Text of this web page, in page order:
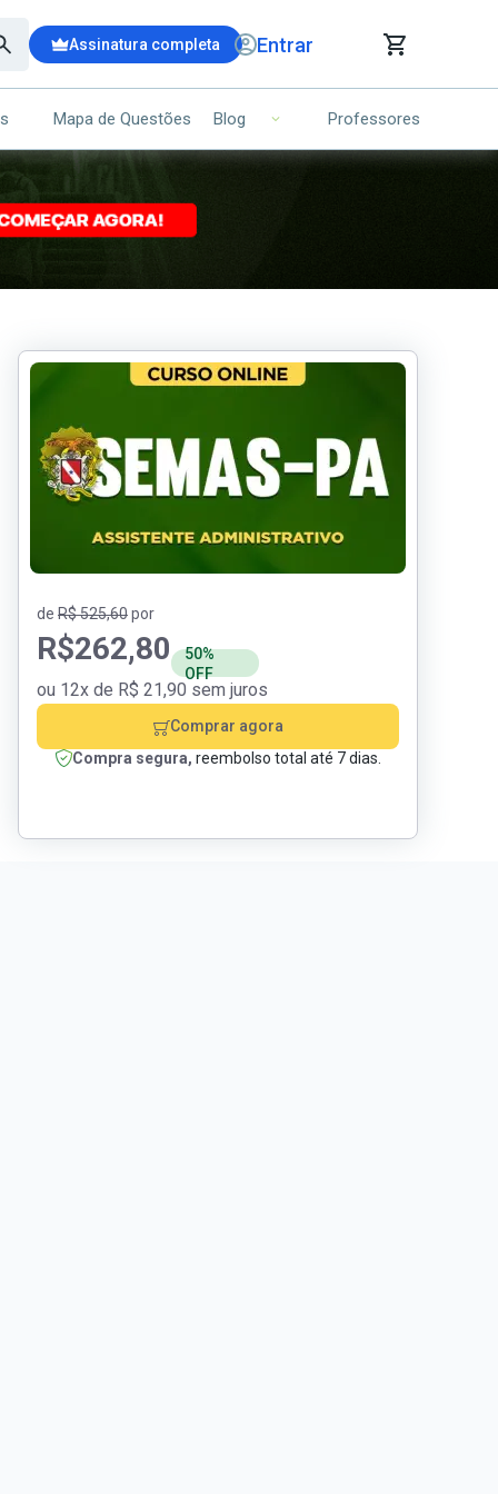
Assinatura completa Entrar
DE COMPRAS
(00)
Ops!
Seu carrinho ainda está vazio.
Mapa de Questões Blog Professores
de R$ 525,60por
R$262,80
50%
OFF
ou 12x de R$ 21,90 sem juros
Comprar agora
Compra segura, reembolso total até 7 dias.